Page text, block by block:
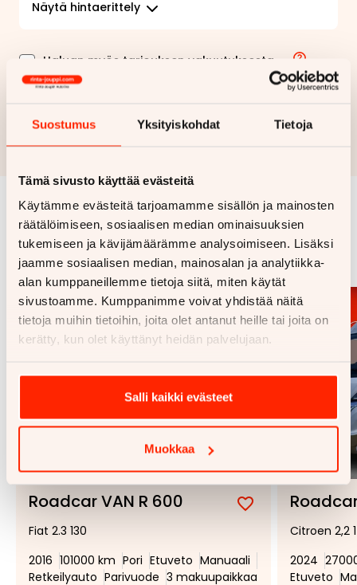
Suostumus Yksityiskohdat Tietoja
Tämä sivusto käyttää evästeitä
Käytämme evästeitä tarjoamamme sisällön ja mainosten
räätälöimiseen, sosiaalisen median ominaisuuksien
tukemiseen ja kävijämäärämme analysoimiseen. Lisäksi
jaamme sosiaalisen median, mainosalan ja analytiikka-
alan kumppaneillemme tietoja siitä, miten käytät
sivustoamme. Kumppanimme voivat yhdistää näitä
tietoja muihin tietoihin, joita olet antanut heille tai joita on
kerätty, kun olet käyttänyt heidän palvelujaan.
Salli kaikki evästeet
Muokkaa
Näytä hintaerittely
Haluan myös tarjouksen vakuutuksesta
Rahoituslaskelma on suuntaa antava ja edellyttää hyväksytyn
luottopäätöksen ja kaskovakuutuksen.
Samankaltaisia ajoneuvoja
Katso kaikki
Roadcar VAN R 600
Lisää
suosikiksi
Poista
suosikeista
Fiat 2.3 130
2016 101000 km Pori Etuveto Manuaali
Retkeilyauto Parivuode 3 makuupaikkaa
Citroen 2,2
2024
Etuveto